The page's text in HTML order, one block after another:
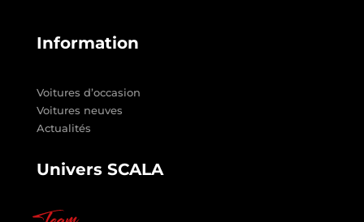
Information
Voitures d’occasion
Voitures neuves
Actualités
Univers SCALA